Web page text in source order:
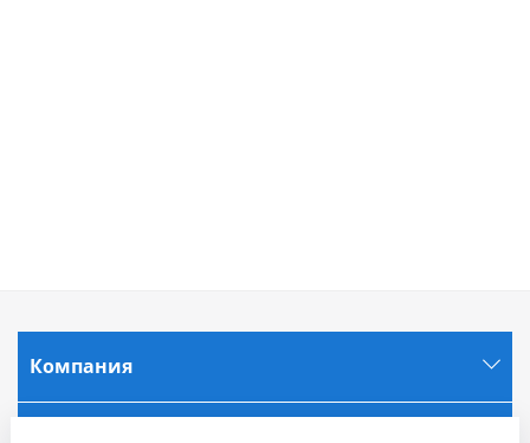
Компания